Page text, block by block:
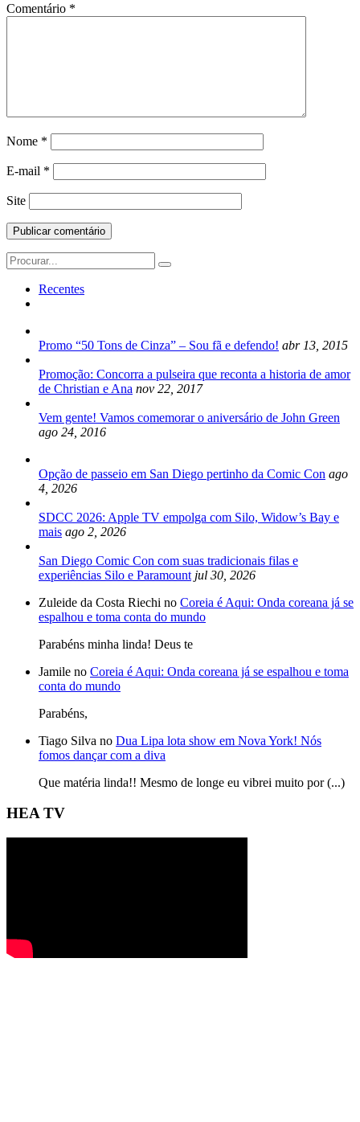
Comentário *
Nome *
E-mail *
Site
Search
for:
Recentes
Promo “50 Tons de Cinza” – Sou fã e defendo! abr 13, 2015
Promoção: Concorra a pulseira que reconta a historia de amor
de Christian e Ana nov 22, 2017
Vem gente! Vamos comemorar o aniversário de John Green
ago 24, 2016
Opção de passeio em San Diego pertinho da Comic Con ago
4, 2026
SDCC 2026: Apple TV empolga com Silo, Widow’s Bay e
mais ago 2, 2026
San Diego Comic Con com suas tradicionais filas e
experiências Silo e Paramount jul 30, 2026
Zuleide da Costa Riechi no Coreia é Aqui: Onda coreana já se
espalhou e toma conta do mundo
Parabéns minha linda! Deus te
Jamile no Coreia é Aqui: Onda coreana já se espalhou e toma
conta do mundo
Parabéns,
Tiago Silva no Dua Lipa lota show em Nova York! Nós
fomos dançar com a diva
Que matéria linda!! Mesmo de longe eu vibrei muito por (...)
HEA TV